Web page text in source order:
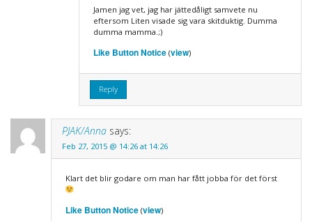
Jamen jag vet, jag har jättedåligt samvete nu
eftersom Liten visade sig vara skitduktig. Dumma
dumma mamma.;)
Like Button Notice(view)
Reply
PJAK/Anna says:
Feb 27, 2015 @ 14:26 at 14:26
Klart det blir godare om man har fått jobba för det först
Like Button Notice(view)